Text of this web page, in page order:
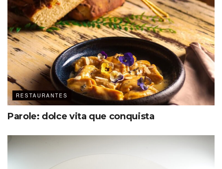
RESTAURANTES
Parole: dolce vita que conquista